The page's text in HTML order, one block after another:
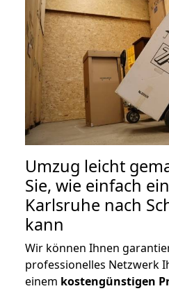
Umzug leicht
Sie, wie einfach
Karlsruhe nach
kann
Wir können Ihnen
professionelles Netzwerk
einem kostengünstigen